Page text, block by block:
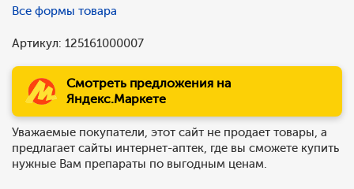
Все формы товара
Артикул: 125161000007
Смотреть предложения на
Яндекс.Маркете
Уважаемые покупатели, этот сайт не продает товары, а
предлагает сайты интернет-аптек, где вы сможете купить
нужные Вам препараты по выгодным ценам.